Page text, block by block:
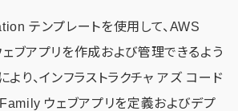
テンプレートを使用して、AWS
ブアプリを作成および管理できるよう
より、インフラストラクチャ アズ コード
ウェブアプリを定義およびデプ